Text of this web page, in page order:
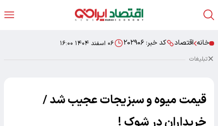
خانه اقتصاد کد خبر: ۲۰۲۹۰۶ ۰۶ اسفند ۱۴۰۴ ۱۶:۰۰
تبلیغات
قیمت میوه و سبزیجات عجیب شد /